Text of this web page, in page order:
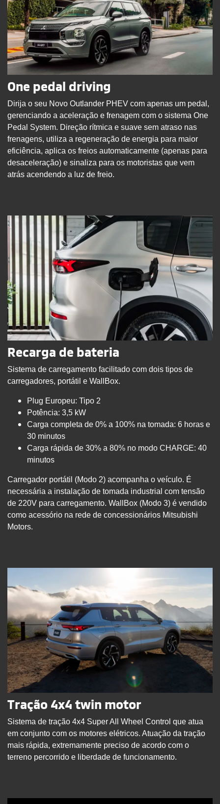
One pedal driving
Dirija o seu Novo Outlander PHEV com apenas um pedal,
gerenciando a aceleração e frenagem com o sistema One
Pedal System. Direção rítmica e suave sem atraso nas
frenagens, utiliza a regeneração de energia para maior
eficiência, aplica os freios automaticamente (apenas para
desaceleração) e sinaliza para os motoristas que vem
atrás acendendo a luz de freio.
Recarga de bateria
Sistema de carregamento facilitado com dois tipos de
carregadores, portátil e WallBox.
Plug Europeu: Tipo 2
Potência: 3,5 kW
Carga completa de 0% a 100% na tomada: 6 horas e
30 minutos
Carga rápida de 30% a 80% no modo CHARGE: 40
minutos
Carregador portátil (Modo 2) acompanha o veículo. É
necessária a instalação de tomada industrial com tensão
de 220V para carregamento. WallBox (Modo 3) é vendido
como acessório na rede de concessionários Mitsubishi
Motors.
Tração 4x4 twin motor
Sistema de tração 4x4 Super All Wheel Control que atua
em conjunto com os motores elétricos. Atuação da tração
mais rápida, extremamente preciso de acordo com o
terreno percorrido e liberdade de funcionamento.